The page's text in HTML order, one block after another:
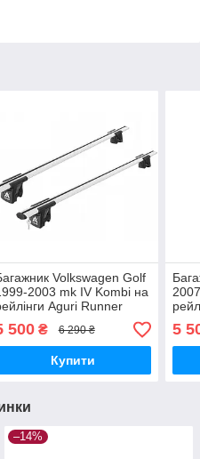
Volkswagen Golf
2003 mk IV Kombi на
Aguri Runner
500₴ 6 290 ₴
Купити
5
–14%